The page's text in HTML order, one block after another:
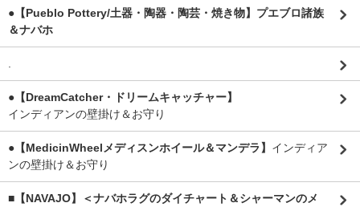
●【Pueblo Pottery/土器・陶器・陶芸・焼き物】プエブロ諸族
＆ナバホ
●【DreamCatcher・ドリームキャッチャー】
インディアンの壁掛け＆お守り
●【MedicinWheelメディスンホイール＆マンデラ】 インディア
ンの壁掛け＆お守り
■【NAVAJO】＜ナバホラグのダイチャート＆シャーマンのメ